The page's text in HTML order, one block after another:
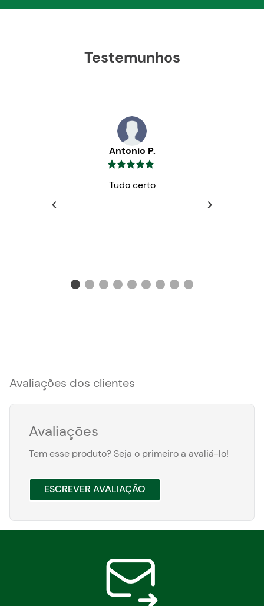
Testemunhos
Antonio P.
Tudo certo
Avaliações dos clientes
Avaliações
Tem esse produto? Seja o primeiro a avaliá-lo!
ESCREVER AVALIAÇÃO